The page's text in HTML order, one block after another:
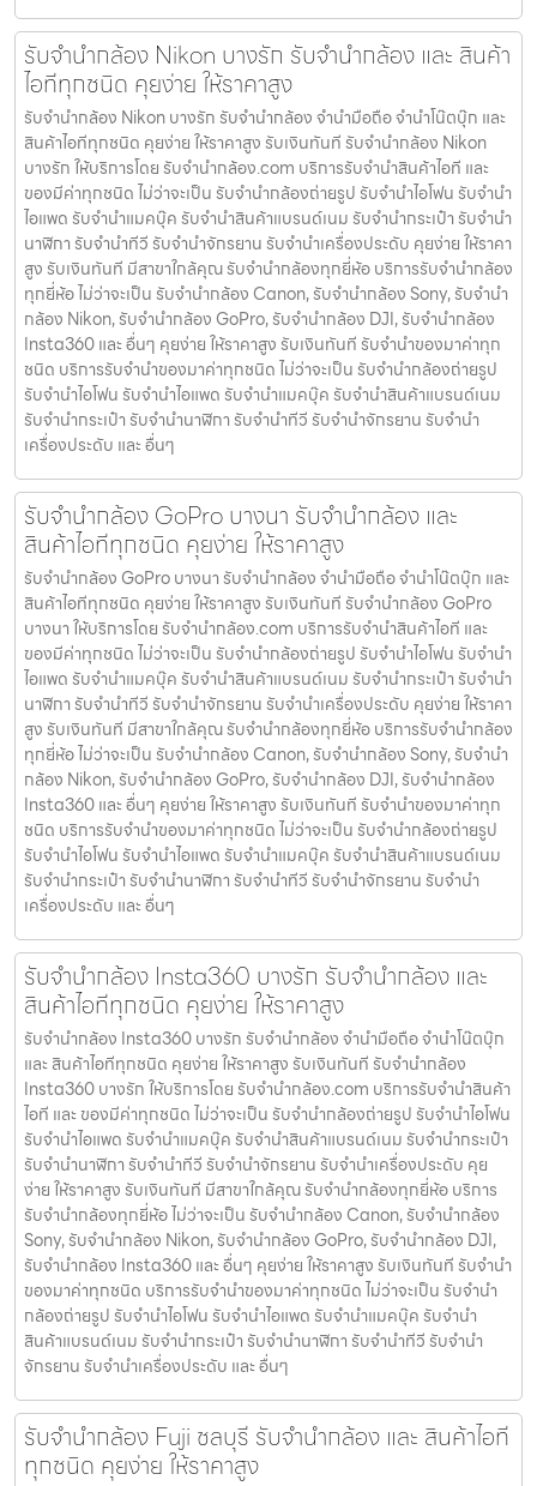
รับจำนำกล้อง Nikon บางรัก รับจํานํากล้อง และ สินค้า
ไอทีทุกชนิด คุยง่าย ให้ราคาสูง
รับจำนำกล้อง Nikon บางรัก รับจํานํากล้อง จำนำมือถือ จำนำโน๊ตบุ๊ก และ
สินค้าไอทีทุกชนิด คุยง่าย ให้ราคาสูง รับเงินทันที รับจำนำกล้อง Nikon
บางรัก ให้บริการโดย รับจํานํากล้อง.com บริการรับจํานําสินค้าไอที และ
ของมีค่าทุกชนิด ไม่ว่าจะเป็น รับจํานํากล้องถ่ายรูป รับจํานําไอโฟน รับจํานํา
ไอแพด รับจํานําแมคบุ๊ค รับจํานําสินค้าแบรนด์เนม รับจํานํากระเป๋า รับจํานํา
นาฬิกา รับจํานําทีวี รับจํานําจักรยาน รับจํานําเครื่องประดับ คุยง่าย ให้ราคา
สูง รับเงินทันที มีสาขาใกล้คุณ รับจำนำกล้องทุกยี่ห้อ บริการรับจำนำกล้อง
ทุกยี่ห้อ ไม่ว่าจะเป็น รับจำนำกล้อง Canon, รับจำนำกล้อง Sony, รับจำนำ
กล้อง Nikon, รับจำนำกล้อง GoPro, รับจำนำกล้อง DJI, รับจำนำกล้อง
Insta360 และ อื่นๆ คุยง่าย ให้ราคาสูง รับเงินทันที รับจำนำของมาค่าทุก
ชนิด บริการรับจำนำของมาค่าทุกชนิด ไม่ว่าจะเป็น รับจํานํากล้องถ่ายรูป
รับจํานําไอโฟน รับจํานําไอแพด รับจํานําแมคบุ๊ค รับจํานําสินค้าแบรนด์เนม
รับจํานํากระเป๋า รับจํานํานาฬิกา รับจํานําทีวี รับจํานําจักรยาน รับจํานํา
เครื่องประดับ และ อื่นๆ
รับจำนำกล้อง GoPro บางนา รับจํานํากล้อง และ
สินค้าไอทีทุกชนิด คุยง่าย ให้ราคาสูง
รับจำนำกล้อง GoPro บางนา รับจํานํากล้อง จำนำมือถือ จำนำโน๊ตบุ๊ก และ
สินค้าไอทีทุกชนิด คุยง่าย ให้ราคาสูง รับเงินทันที รับจำนำกล้อง GoPro
บางนา ให้บริการโดย รับจํานํากล้อง.com บริการรับจํานําสินค้าไอที และ
ของมีค่าทุกชนิด ไม่ว่าจะเป็น รับจํานํากล้องถ่ายรูป รับจํานําไอโฟน รับจํานํา
ไอแพด รับจํานําแมคบุ๊ค รับจํานําสินค้าแบรนด์เนม รับจํานํากระเป๋า รับจํานํา
นาฬิกา รับจํานําทีวี รับจํานําจักรยาน รับจํานําเครื่องประดับ คุยง่าย ให้ราคา
สูง รับเงินทันที มีสาขาใกล้คุณ รับจำนำกล้องทุกยี่ห้อ บริการรับจำนำกล้อง
ทุกยี่ห้อ ไม่ว่าจะเป็น รับจำนำกล้อง Canon, รับจำนำกล้อง Sony, รับจำนำ
กล้อง Nikon, รับจำนำกล้อง GoPro, รับจำนำกล้อง DJI, รับจำนำกล้อง
Insta360 และ อื่นๆ คุยง่าย ให้ราคาสูง รับเงินทันที รับจำนำของมาค่าทุก
ชนิด บริการรับจำนำของมาค่าทุกชนิด ไม่ว่าจะเป็น รับจํานํากล้องถ่ายรูป
รับจํานําไอโฟน รับจํานําไอแพด รับจํานําแมคบุ๊ค รับจํานําสินค้าแบรนด์เนม
รับจํานํากระเป๋า รับจํานํานาฬิกา รับจํานําทีวี รับจํานําจักรยาน รับจํานํา
เครื่องประดับ และ อื่นๆ
รับจำนำกล้อง Insta360 บางรัก รับจํานํากล้อง และ
สินค้าไอทีทุกชนิด คุยง่าย ให้ราคาสูง
รับจำนำกล้อง Insta360 บางรัก รับจํานํากล้อง จำนำมือถือ จำนำโน๊ตบุ๊ก
และ สินค้าไอทีทุกชนิด คุยง่าย ให้ราคาสูง รับเงินทันที รับจำนำกล้อง
Insta360 บางรัก ให้บริการโดย รับจํานํากล้อง.com บริการรับจํานําสินค้า
ไอที และ ของมีค่าทุกชนิด ไม่ว่าจะเป็น รับจํานํากล้องถ่ายรูป รับจํานําไอโฟน
รับจํานําไอแพด รับจํานําแมคบุ๊ค รับจํานําสินค้าแบรนด์เนม รับจํานํากระเป๋า
รับจํานํานาฬิกา รับจํานําทีวี รับจํานําจักรยาน รับจํานําเครื่องประดับ คุย
ง่าย ให้ราคาสูง รับเงินทันที มีสาขาใกล้คุณ รับจำนำกล้องทุกยี่ห้อ บริการ
รับจำนำกล้องทุกยี่ห้อ ไม่ว่าจะเป็น รับจำนำกล้อง Canon, รับจำนำกล้อง
Sony, รับจำนำกล้อง Nikon, รับจำนำกล้อง GoPro, รับจำนำกล้อง DJI,
รับจำนำกล้อง Insta360 และ อื่นๆ คุยง่าย ให้ราคาสูง รับเงินทันที รับจำนำ
ของมาค่าทุกชนิด บริการรับจำนำของมาค่าทุกชนิด ไม่ว่าจะเป็น รับจํานํา
กล้องถ่ายรูป รับจํานําไอโฟน รับจํานําไอแพด รับจํานําแมคบุ๊ค รับจํานํา
สินค้าแบรนด์เนม รับจํานํากระเป๋า รับจํานํานาฬิกา รับจํานําทีวี รับจํานํา
จักรยาน รับจํานําเครื่องประดับ และ อื่นๆ
รับจำนำกล้อง Fuji ชลบุรี รับจํานํากล้อง และ สินค้าไอที
ทุกชนิด คุยง่าย ให้ราคาสูง